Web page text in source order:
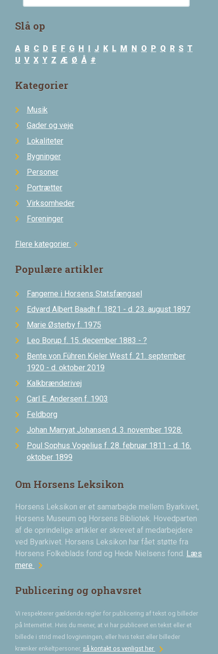
Slå op
A B C D E F G H I J K L M N O P Q R S T
U V X Y Z Æ Ø Å #
Kategorier
Musik
Gader og veje
Lokaliteter
Bygninger
Personer
Portrætter
Virksomheder
Foreninger
Flere kategorier chevron_right
Populære artikler
Fangerne i Horsens Statsfængsel
Edvard Albert Baadh f. 1821 - d. 23. august 1897
Marie Østerby f. 1975
Leo Borup f. 15. december 1883 - ?
Bente von Führen Kieler West f. 21. september
1920 - d. oktober 2019
Kalkbrænderivej
Carl E. Andersen f. 1903
Feldborg
Johan Marryat Johansen d. 3. november 1928.
Poul Sophus Vogelius f. 28. februar 1811 - d. 16.
oktober 1899
Om Horsens Leksikon
Horsens Leksikon er et samarbejde mellem Byarkivet,
Horsens Museum og Horsens Bibliotek. Hovedparten
af de oprindelige artikler er skrevet af medarbejdere
ved Byarkivet. Horsens Leksikon har fået støtte fra
Horsens Folkeblads fond og Hede Nielsens fond. Læs
mere chevron_right
Publicering og ophavsret
Vi respekterer gældende regler for publicering af tekst og billeder
på Internettet. Hvis du mener, at vi har publiceret en tekst eller et
billede i strid med lovgivningen, eller hvis tekst eller billeder
krænker enkeltpersoner, så kontakt os venligst herchevron_right